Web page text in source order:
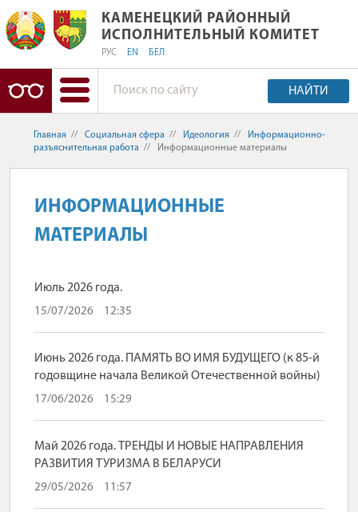
КАМЕНЕЦКИЙ РАЙОННЫЙ
КАМЕНЕЦКИЙ РАЙОННЫЙ
ИСПОЛНИТЕЛЬНЫЙ КОМИТЕТ
РУС EN БЕЛ
НАЙТИ
Главная // Социальная сфера // Идеология //
Информационно-
разъяснительная работа // Информационные материалы
ИНФОРМАЦИОННЫЕ
МАТЕРИАЛЫ
Июль 2026 года.
15/07/2026 12:35
Июнь 2026 года. ПАМЯТЬ ВО ИМЯ БУДУЩЕГО (к 85-й
годовщине начала Великой Отечественной войны)
17/06/2026 15:29
Май 2026 года. ТРЕНДЫ И НОВЫЕ НАПРАВЛЕНИЯ
РАЗВИТИЯ ТУРИЗМА В БЕЛАРУСИ
29/05/2026 11:57